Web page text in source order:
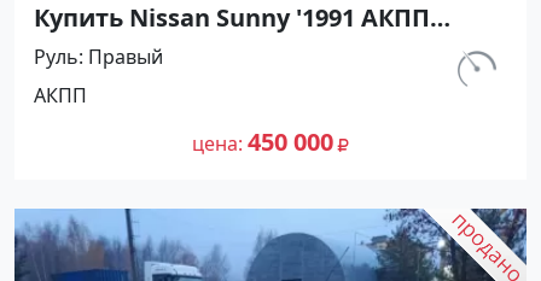
Купить Nissan Sunny '1991 АКПП
(1400/75 л.с.) Бензин инжектор
Мостовской цвет Черный Седан по
цене 450000 рублей, объявление
№27489 на сайте Авторынок23
км.
Руль Правый
АКПП
цена 450 000